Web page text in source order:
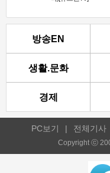
방송EN
생활.문화
경제
PC보기 | 전체기사
Copyright ⓒ